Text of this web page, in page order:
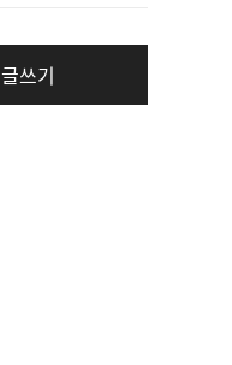
글쓰기